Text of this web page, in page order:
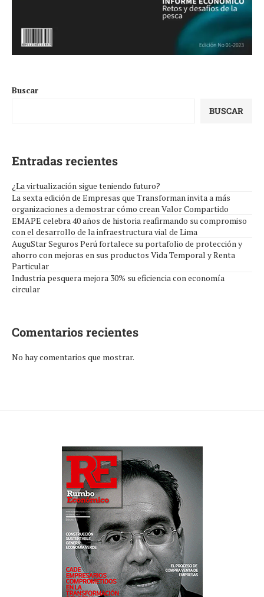
Buscar
BUSCAR
Entradas recientes
¿La virtualización sigue teniendo futuro?
La sexta edición de Empresas que Transforman invita a más
organizaciones a demostrar cómo crean Valor Compartido
EMAPE celebra 40 años de historia reafirmando su compromiso
con el desarrollo de la infraestructura vial de Lima
AuguStar Seguros Perú fortalece su portafolio de protección y
ahorro con mejoras en sus productos Vida Temporal y Renta
Particular
Industria pesquera mejora 30% su eficiencia con economía
circular
Comentarios recientes
No hay comentarios que mostrar.